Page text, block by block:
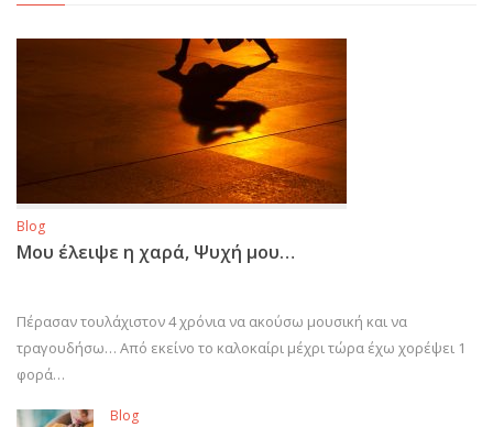
Blog
Μου έλειψε η χαρά, Ψυχή μου…
Πέρασαν τουλάχιστον 4 χρόνια να ακούσω μουσική και να
τραγουδήσω… Από εκείνο το καλοκαίρι μέχρι τώρα έχω χορέψει 1
φορά…
Blog